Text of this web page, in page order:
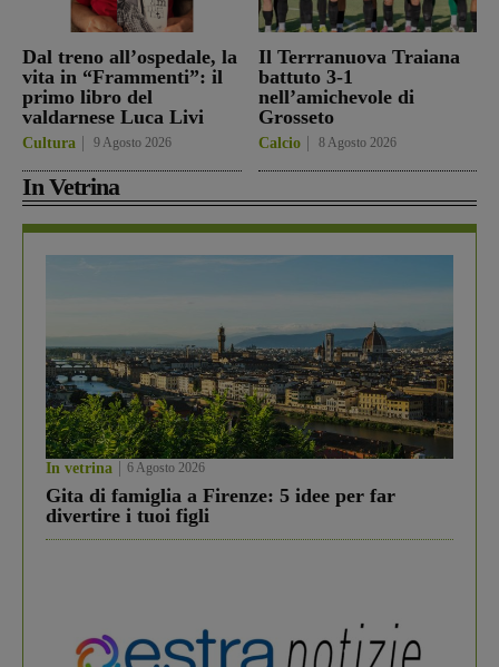
Dal treno all’ospedale, la
vita in “Frammenti”: il
primo libro del
valdarnese Luca Livi
Cultura 9 Agosto 2026
Il Terrranuova Traiana
battuto 3-1
nell’amichevole di
Grosseto
Calcio 8 Agosto 2026
In Vetrina
In vetrina 6 Agosto 2026
Gita di famiglia a Firenze: 5 idee per far
divertire i tuoi figli